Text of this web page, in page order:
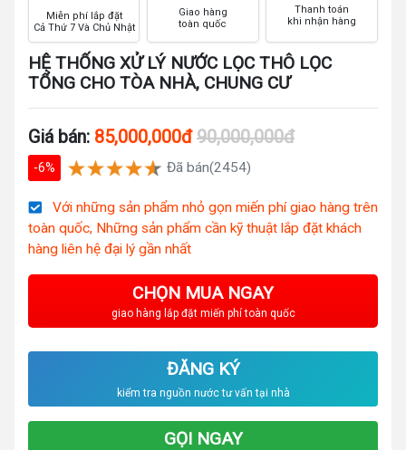
Miễn phí lắp đặt
Cả Thứ 7 Và Chủ Nhật
Giao hàng
toàn quốc
Thanh toán
khi nhận hàng
HỆ THỐNG XỬ LÝ NƯỚC LỌC THÔ LỌC
TỔNG CHO TÒA NHÀ, CHUNG CƯ
Giá bán: 85,000,000đ 90,000,000đ
-6% Đã bán(2454)
Với những sản phẩm nhỏ gọn miến phí giao hàng trên
toàn quốc, Những sản phẩm cần kỹ thuật lắp đặt khách
hàng liên hệ đại lý gần nhất
CHỌN MUA NGAY
giao hàng lắp đặt miến phí toàn quốc
ĐĂNG KÝ
kiểm tra nguồn nước tư vấn tại nhà
GỌI NGAY